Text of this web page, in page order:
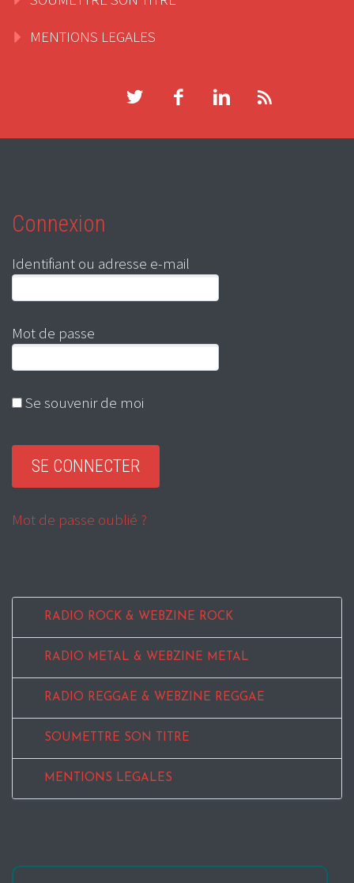
MENTIONS LEGALES
Connexion
Identifiant ou adresse e-mail
Mot de passe
Se souvenir de moi
Mot de passe oublié ?
RADIO ROCK & WEBZINE ROCK
RADIO METAL & WEBZINE METAL
RADIO REGGAE & WEBZINE REGGAE
SOUMETTRE SON TITRE
MENTIONS LEGALES